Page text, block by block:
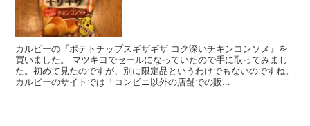
カルビーの『ポテトチップスギザギザ コク深いチキンコンソメ』を
買いました。 マツキヨでセールになっていたので手に取ってみまし
た。初めて見たのですが、別に限定品というわけでもないのですね。
カルビーのサイトでは「コンビニ以外の店舗での販...